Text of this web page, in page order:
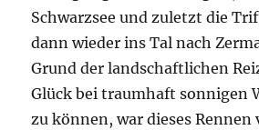
Schwarzsee und zuletzt die
dann wieder ins Tal nach
Grund der landschaftlichen
Glück bei traumhaft sonnigen
zu können, war dieses Rennen